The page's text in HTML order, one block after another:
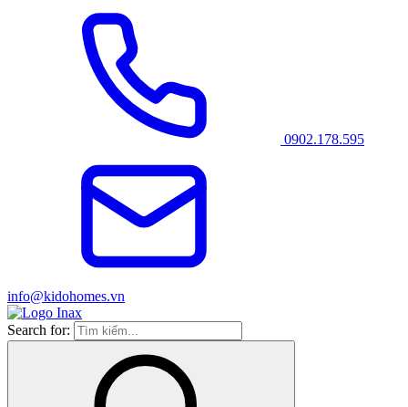
0902.178.595
info@kidohomes.vn
Search for: